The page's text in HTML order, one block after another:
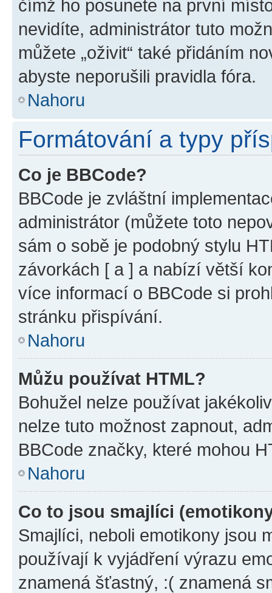
čímž ho posunete na první
nevidíte, administrátor tuto
můžete „oživit“ také přidáním
abyste neporušili pravidla fóra.
Nahoru
Formátování a typy
Co je BBCode?
BBCode je zvláštní
administrátor (můžete toto
sám o sobě je podobný stylu
závorkách [ a ] a nabízí větší
více informací o BBCode si
stránku přispívání.
Nahoru
Můžu používat HTML?
Bohužel nelze používat
nelze tuto možnost zapnout,
BBCode značky, které mohou
Nahoru
Co to jsou smajlíci
Smajlíci, neboli emotikony jsou
používají k vyjádření výrazu
znamená šťastný, :( znamená